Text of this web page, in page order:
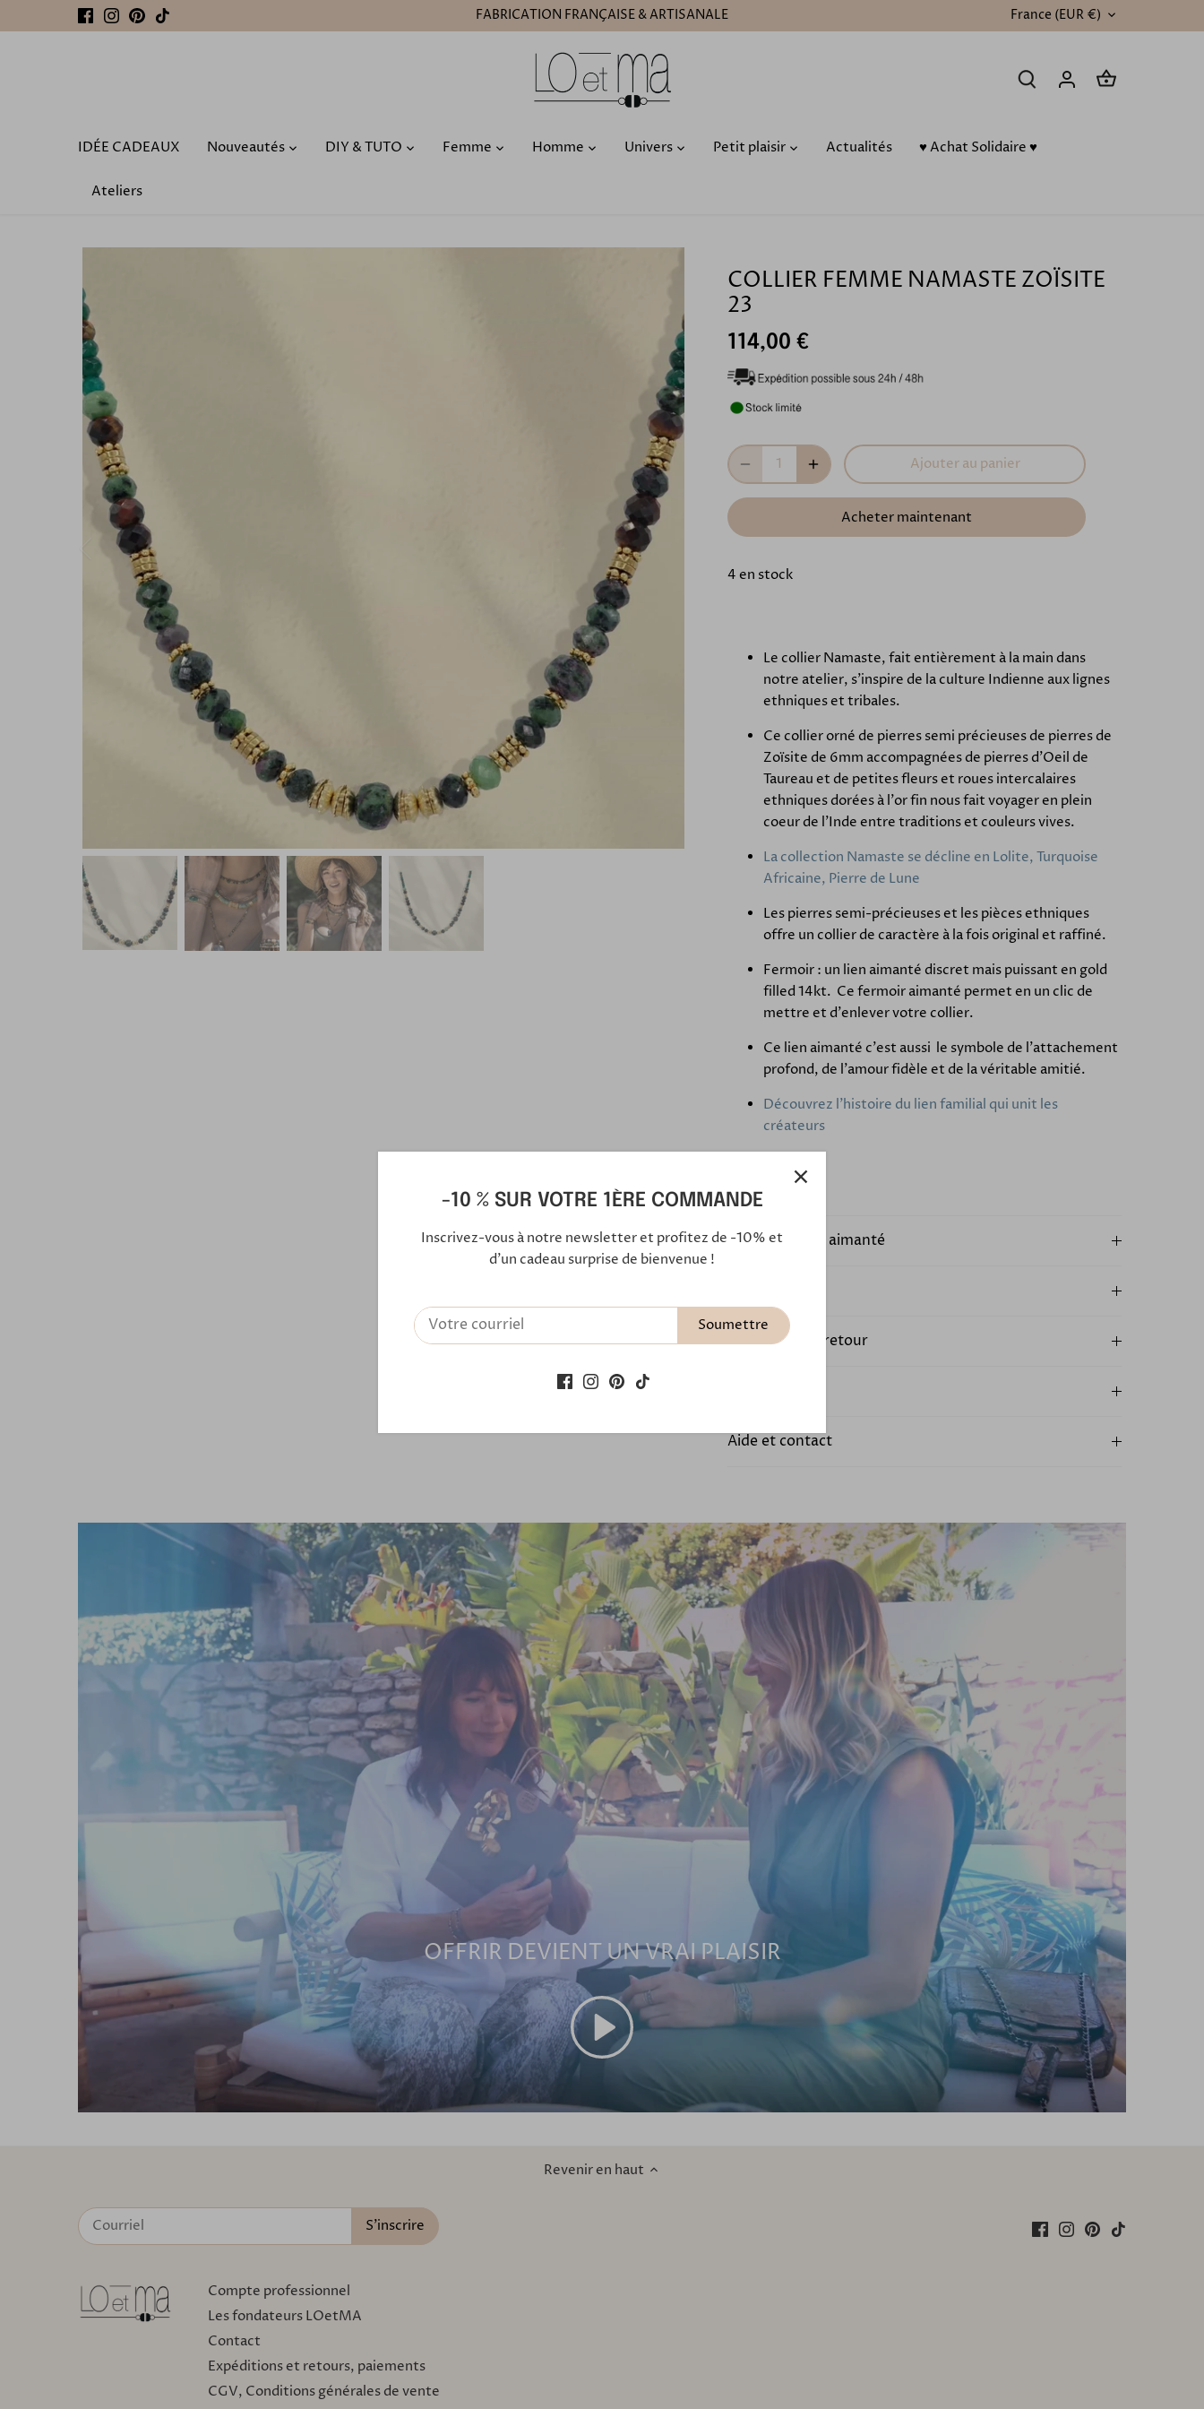
au
FABRICATION FRANÇAISE & ARTISANALE DEVISE
France (EUR €)
IDÉE CADEAUX Nouveautés DIY & TUTO Femme Homme Univers Petit plaisir Actualités ♥️ Achat Solidaire ♥️
Ateliers
COLLIER FEMME NAMASTE ZOÏSITE
23
114,00 €
Ajouter au panier
Acheter maintenant
4 en stock
Le collier Namaste, fait entièrement à la main dans
notre atelier, s'inspire de la culture Indienne aux lignes
ethniques et tribales.
Ce collier orné de pierres semi précieuses de pierres de
Zoïsite de 6mm accompagnées de pierres d'Oeil de
Taureau et de petites fleurs et roues intercalaires
ethniques dorées à l'or fin nous fait voyager en plein
coeur de l'Inde entre traditions et couleurs vives.
La collection Namaste se décline en Lolite, Turquoise
Africaine, Pierre de Lune
Les pierres semi-précieuses et les pièces ethniques
offre un collier de caractère à la fois original et raffiné.
Fermoir : un lien aimanté discret mais puissant en gold
filled 14kt. Ce fermoir aimanté permet en un clic de
mettre et d'enlever votre collier.
Ce lien aimanté c'est aussi le symbole de l'attachement
profond, de l'amour fidèle et de la véritable amitié.
Découvrez l'histoire du lien familial qui unit les
créateurs
Notre fermoir aimanté
Expédition et retour
Aide et contact
OFFRIR DEVIENT UN VRAI PLAISIR
Revenir en haut
Compte professionnel
Les fondateurs LOetMA
Contact
Expéditions et retours, paiements
CGV, Conditions générales de vente
-10 % SUR VOTRE 1ÈRE COMMANDE
Inscrivez-vous à notre newsletter et profitez de -10% et
d'un cadeau surprise de bienvenue !
Soumettre